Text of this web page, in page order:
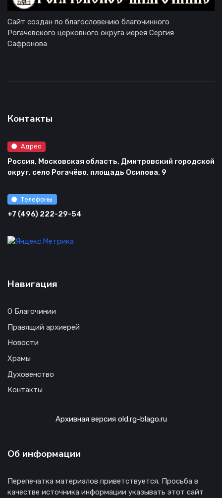
Сайт создан по благословению благочинного
Рогачевского церковного округа иерея Сергия
Сафронова
Контакты
Адрес
Россия, Московская область, Дмитровский городской
округ, село Рогачёво, площадь Осипова, 9
Телефоны
+7 (496) 222-29-54
Навигация
О Благочинии
Правящий архиерей
Новости
Храмы
Духовенство
Контакты
Архивная версия old.rg-blago.ru
Об информации
Перепечатка материалов приветствуется. Просьба в
качестве источника информации указывать этот сайт